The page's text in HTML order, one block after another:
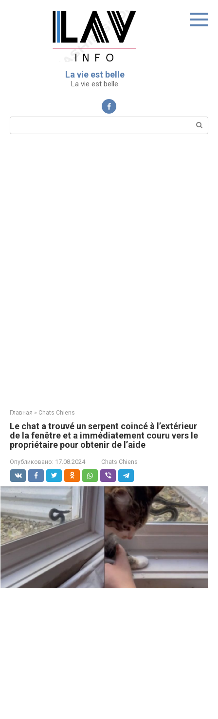
La vie est belle
La vie est belle
Поиск:
Главная » Chats Chiens
Le chat a trouvé un serpent coincé à l’extérieur
de la fenêtre et a immédiatement couru vers le
propriétaire pour obtenir de l’aide
Опубликовано: 17.08.2024 Chats Chiens